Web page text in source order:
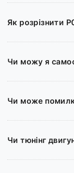
Як розрізнити
Чи можу я
Чи може
Чи тюнінг